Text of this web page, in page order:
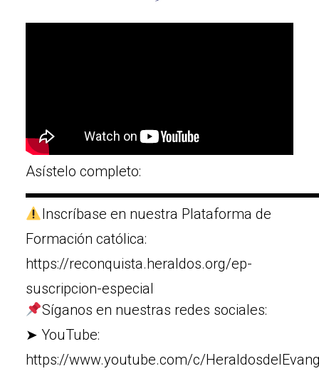
Asístelo completo:
Inscríbase en nuestra Plataforma de
Formación católica:
https://reconquista.heraldos.org/ep-
suscripcion-especial
Síganos en nuestras redes sociales:
➤ YouTube:
https://www.youtube.com/c/